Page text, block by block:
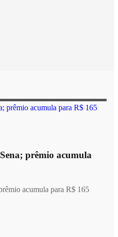
prêmio acumula
acumula para R$ 165